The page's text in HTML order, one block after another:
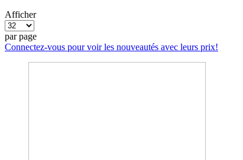
Afficher
par page
Connectez-vous pour voir les nouveautés avec leurs prix!